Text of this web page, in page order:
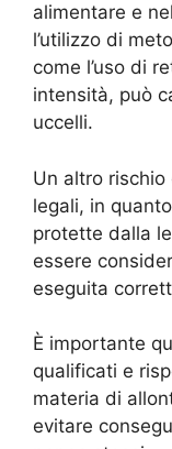
alimentare e
l’utilizzo di
come l’uso di
intensità, può
uccelli.
Un altro rischio
legali, in
protette dalla
essere
eseguita
È importante
qualificati e
materia di
evitare